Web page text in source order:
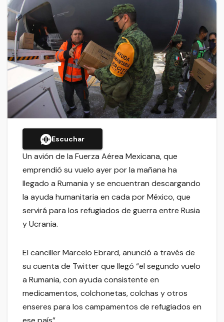
Escuchar
Un avión de la Fuerza Aérea Mexicana, que
emprendió su vuelo ayer por la mañana ha
llegado a Rumania y se encuentran descargando
la ayuda humanitaria en cada por México, que
servirá para los refugiados de guerra entre Rusia
y Ucrania.
El canciller Marcelo Ebrard, anunció a través de
su cuenta de Twitter que llegó “el segundo vuelo
a Rumania, con ayuda consistente en
medicamentos, colchonetas, colchas y otros
enseres para los campamentos de refugiados en